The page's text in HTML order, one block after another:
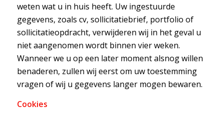
weten wat u in huis heeft. Uw ingestuurde
gegevens, zoals cv, sollicitatiebrief, portfolio of
sollicitatieopdracht, verwijderen wij in het geval u
niet aangenomen wordt binnen vier weken.
Wanneer we u op een later moment alsnog willen
benaderen, zullen wij eerst om uw toestemming
vragen of wij u gegevens langer mogen bewaren.
Cookies